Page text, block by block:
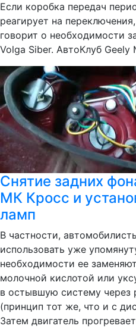
Если коробка передач
реагирует на
говорит о необходимости
Volga Siber. АвтоКлуб Geely
Снятие задних
МК Кросс и
ламп
В частности,
использовать уже
необходимости ее
молочной кислотой или
в остывшую систему через
(принцип тот же, что и с
Затем двигатель